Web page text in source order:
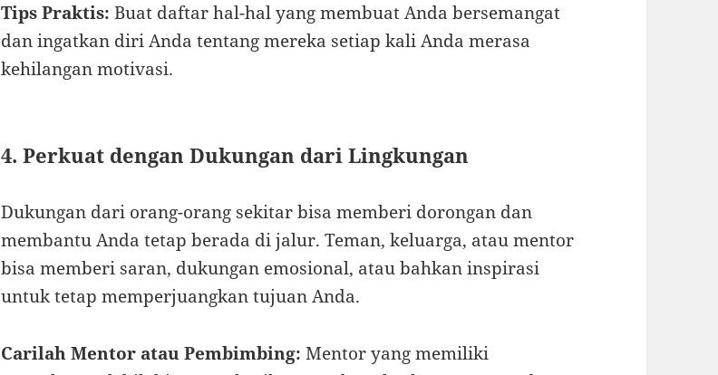
Tips Praktis: Buat daftar hal-hal yang membuat Anda bersemangat
dan ingatkan diri Anda tentang mereka setiap kali Anda merasa
kehilangan motivasi.
4. Perkuat dengan Dukungan dari Lingkungan
Dukungan dari orang-orang sekitar bisa memberi dorongan dan
membantu Anda tetap berada di jalur. Teman, keluarga, atau mentor
bisa memberi saran, dukungan emosional, atau bahkan inspirasi
untuk tetap memperjuangkan tujuan Anda.
Carilah Mentor atau Pembimbing: Mentor yang memiliki